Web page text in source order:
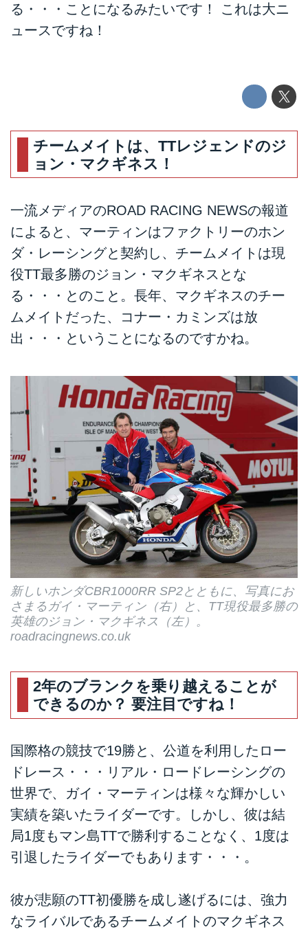
る・・・ことになるみたいです！ これは大ニ
ュースですね！
チームメイトは、TTレジェンドのジ
ョン・マクギネス！
一流メディアのROAD RACING NEWSの報道
によると、マーティンはファクトリーのホン
ダ・レーシングと契約し、チームメイトは現
役TT最多勝のジョン・マクギネスとな
る・・・とのこと。長年、マクギネスのチー
ムメイトだった、コナー・カミンズは放
出・・・ということになるのですかね。
新しいホンダCBR1000RR SP2とともに、写真にお
さまるガイ・マーティン（右）と、TT現役最多勝の
英雄のジョン・マクギネス（左）。
roadracingnews.co.uk
2年のブランクを乗り越えることが
できるのか？ 要注目ですね！
国際格の競技で19勝と、公道を利用したロー
ドレース・・・リアル・ロードレーシングの
世界で、ガイ・マーティンは様々な輝かしい
実績を築いたライダーです。しかし、彼は結
局1度もマン島TTで勝利することなく、1度は
引退したライダーでもあります・・・。
彼が悲願のTT初優勝を成し遂げるには、強力
なライバルであるチームメイトのマクギネス